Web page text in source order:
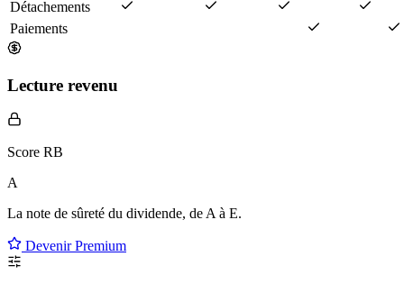
Détachements
Paiements
Lecture revenu
Score RB
A
La note de sûreté du dividende, de A à E.
Devenir Premium